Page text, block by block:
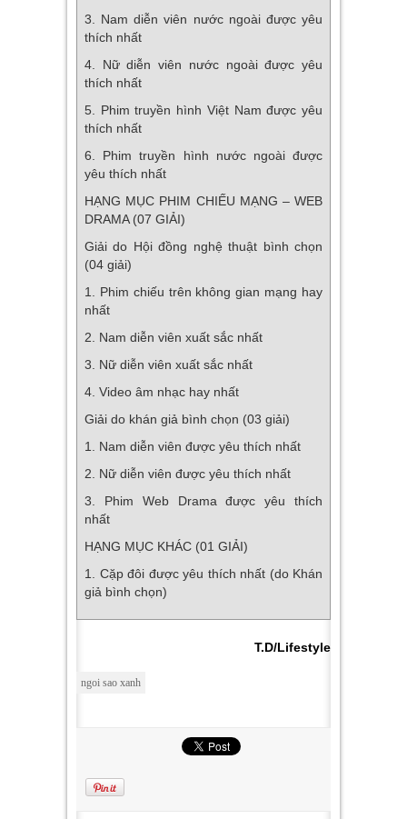
3. Nam diễn viên nước ngoài được yêu
thích nhất
4. Nữ diễn viên nước ngoài được yêu
thích nhất
5. Phim truyền hình Việt Nam được yêu
thích nhất
6. Phim truyền hình nước ngoài được
yêu thích nhất
HẠNG MỤC PHIM CHIẾU MẠNG – WEB
DRAMA (07 GIẢI)
Giải do Hội đồng nghệ thuật bình chọn
(04 giải)
1. Phim chiếu trên không gian mạng hay
nhất
2. Nam diễn viên xuất sắc nhất
3. Nữ diễn viên xuất sắc nhất
4. Video âm nhạc hay nhất
Giải do khán giả bình chọn (03 giải)
1. Nam diễn viên được yêu thích nhất
2. Nữ diễn viên được yêu thích nhất
3. Phim Web Drama được yêu thích
nhất
HẠNG MỤC KHÁC (01 GIẢI)
1. Cặp đôi được yêu thích nhất (do Khán
giả bình chọn)
T.D/Lifestyle
ngoi sao xanh